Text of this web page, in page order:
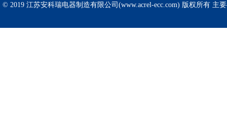
© 2019 江苏安科瑞电器制造有限公司(www.acrel-ecc.com) 版权所有 主